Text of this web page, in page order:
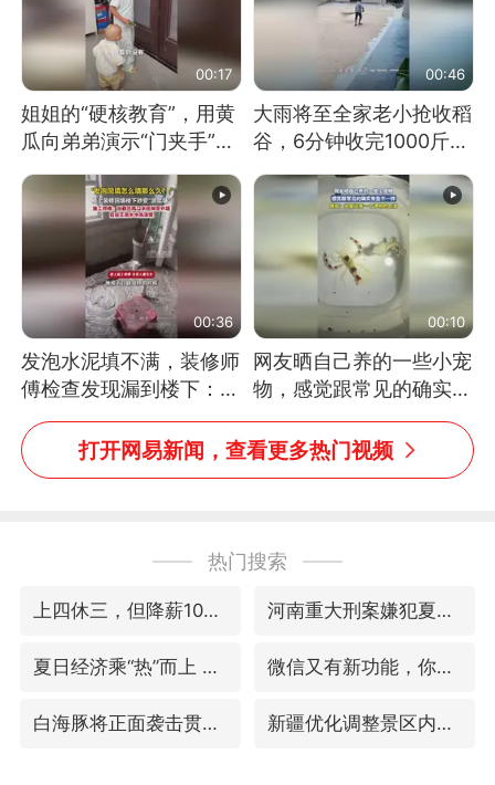
00:17
姐姐的“硬核教育”，用黄
瓜向弟弟演示“门夹手”，
网友：果然言传不如身
教！
00:46
大雨将至全家老小抢收稻
谷，6分钟收完1000斤，
没有一个人掉链子
00:36
发泡水泥填不满，装修师
傅检查发现漏到楼下：出
风口未延伸到外墙
00:10
网友晒自己养的一些小宠
物，感觉跟常见的确实有
些不一样
打开网易新闻，查看更多热门视频
热门搜索
上四休三，但降薪1000元，你接受吗？ 河南重大刑案嫌犯夏某钢落网
夏日经济乘“热”而上 消费市场向“新”而行 微信又有新功能，你可以“撤回”你的撤回了！
白海豚将正面袭击贯穿浙江 新疆优化调整景区内自驾服务费